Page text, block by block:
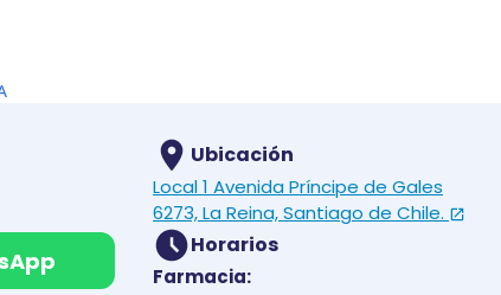
Ubicación
Local 1 Avenida Príncipe de Gales
6273, La Reina, Santiago de Chile.
Horarios
Farmacia: